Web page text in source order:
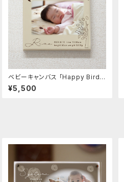
ベビーキャンバス 「Happy Bird」
18×18cm 命名 キャンバスプリン
ト フォトパネル 出産祝い 内祝い
¥5,500